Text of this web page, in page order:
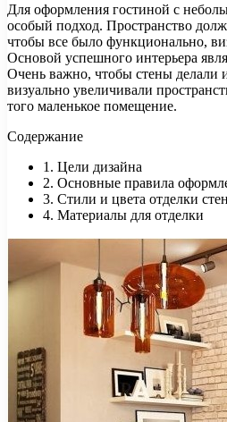
Для оформления гостиной с
особый подход. Пространство
чтобы все было функционально,
Основой успешного интерьера
Очень важно, чтобы стены делали
визуально увеличивали
того маленькое помещение.
Содержание
1. Цели дизайна
2. Основные правила
3. Стили и цвета отделки стен
4. Материалы для отделки